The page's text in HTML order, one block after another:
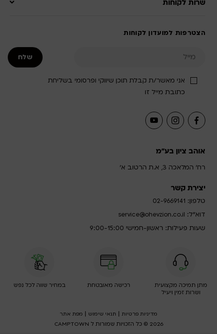
אוהב ציון בע"מ
רח' המלאכה 3, א.ת הרטוב א'
יצירת קשר
טלפון: 02-9669141
דוא”ל: service@ohevzion.co.il
שעות פעילות: ראשון-חמישי 9:00-15:00
שרות לקוחות
הצטרפות למועדון לקוחות
אני מאשר/ת קבלת תוכן שיווקי ופרסומי בשליחת
כתובת מייל זו
מתן תמיכה מקצועית
ושרות זמין ויעיל
רכישה מאובטחת במחיר שווה לכל נפש
מדיניות פרטיות | תנאי שימוש | מפת אתר
2026 © כל הזכויות שמורות ל CAMPTOWN